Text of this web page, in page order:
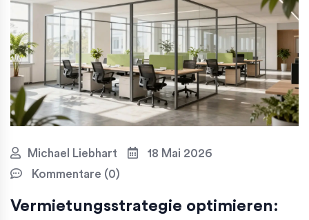
Michael Liebhart
18 Mai 2026
Kommentare (0)
Vermietungsstrategie optimieren: